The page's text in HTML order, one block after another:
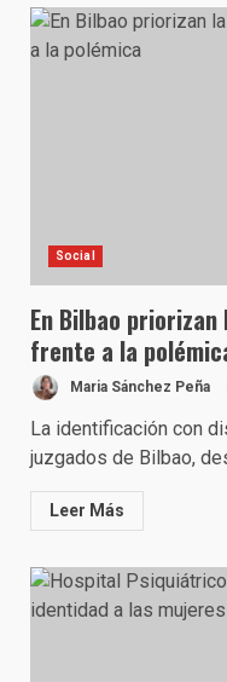
Social
En Bilbao
frente a la
Maria Sánchez Peña
La identificación con
juzgados de Bilbao,
Leer Más